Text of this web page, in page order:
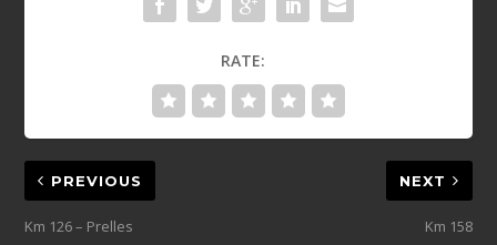
RATE:
PREVIOUS
Km 126 – Prelles
NEXT
Km 158